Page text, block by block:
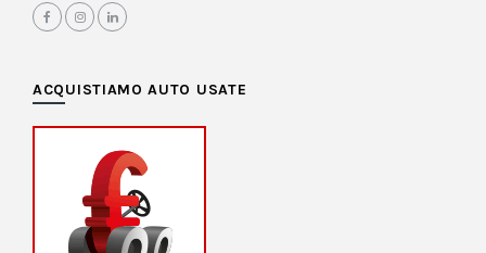
ACQUISTIAMO AUTO USATE